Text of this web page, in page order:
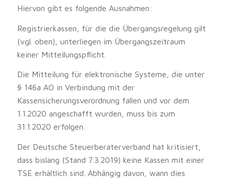
Hiervon gibt es folgende Ausnahmen:
Registrierkassen, für die die Übergangsregelung gilt
(vgl. oben), unterliegen im Übergangszeitraum
keiner Mitteilungspflicht.
Die Mitteilung für elektronische Systeme, die unter
§ 146a AO in Verbindung mit der
Kassensicherungsverordnung fallen und vor dem
1.1.2020 angeschafft wurden, muss bis zum
31.1.2020 erfolgen.
Der Deutsche Steuerberaterverband hat kritisiert,
dass bislang (Stand 7.3.2019) keine Kassen mit einer
TSE erhältlich sind. Abhängig davon, wann dies